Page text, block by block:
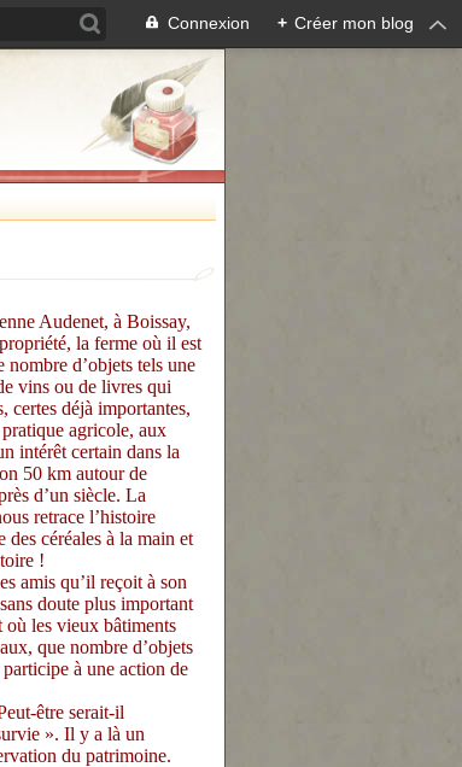
Connexion + Créer mon blog
Audenet, à Boissay,
la ferme où il est
nombre d’objets tels une
vins ou de livres qui
déjà importantes,
agricole, aux
intérêt certain dans la
50 km autour de
d’un siècle. La
retrace l’histoire
céréales à la main et
!
amis qu’il reçoit à son
doute plus important
où les vieux bâtiments
que nombre d’objets
à une action de
être serait-il
». Il y a là un
du patrimoine.